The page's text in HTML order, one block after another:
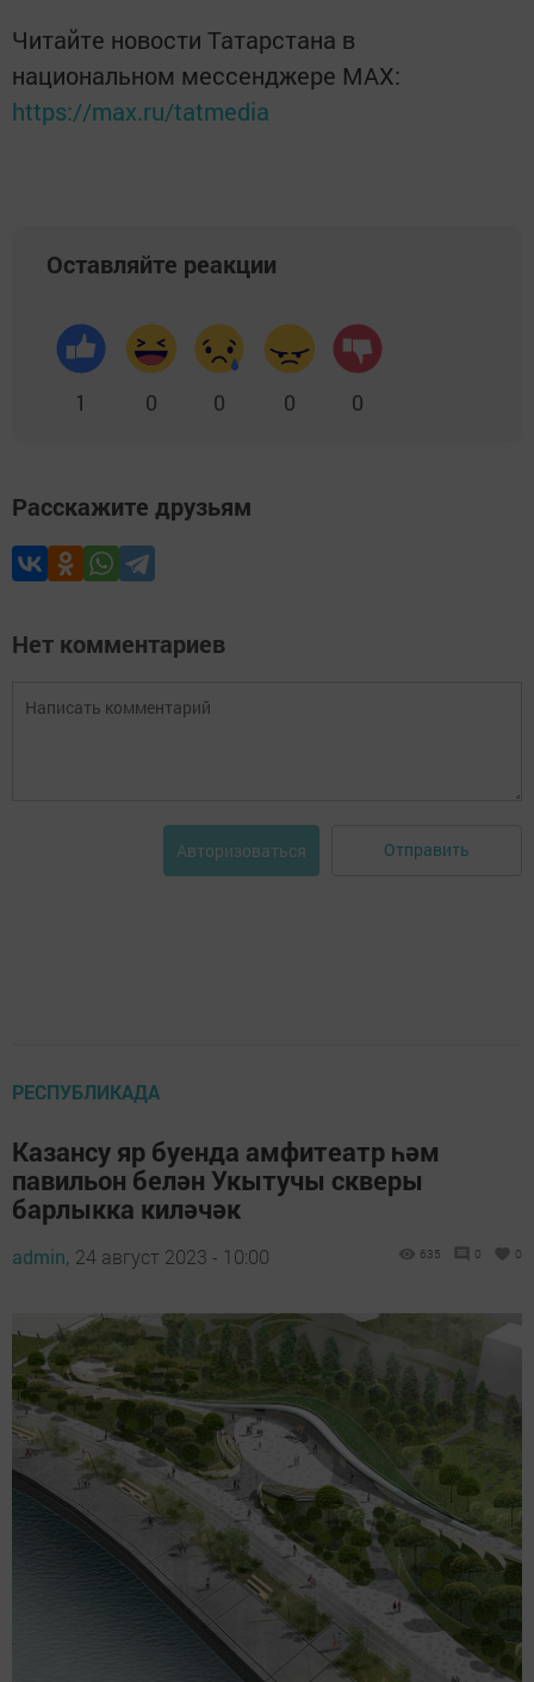
Читайте новости Татарстана в
национальном мессенджере MАХ:
https://max.ru/tatmedia
Оставляйте реакции
1 0 0 0 0
Расскажите друзьям
Нет комментариев
Авторизоваться Отправить
РЕСПУБЛИКАДА
Казансу яр буенда амфитеатр һәм
павильон белән Укытучы скверы
барлыкка киләчәк
admin, 24 август 2023 - 10:00 635 0 0